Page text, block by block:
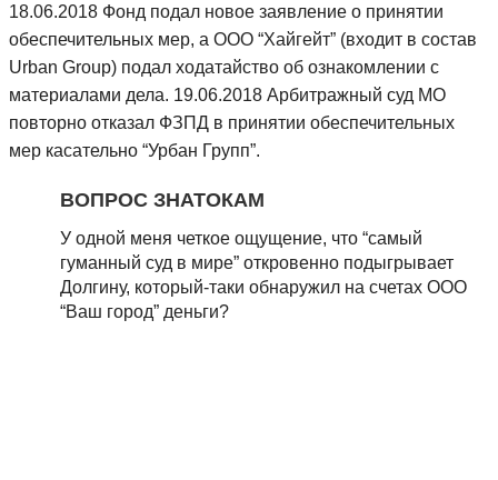
18.06.2018 Фонд подал новое заявление о принятии
обеспечительных мер, а ООО “Хайгейт” (входит в состав
Urban Group) подал ходатайство об ознакомлении с
материалами дела. 19.06.2018 Арбитражный суд МО
повторно отказал ФЗПД в принятии обеспечительных
мер касательно “Урбан Групп”.
ВОПРОС ЗНАТОКАМ
У одной меня четкое ощущение, что “самый
гуманный суд в мире” откровенно подыгрывает
Долгину, который-таки обнаружил на счетах ООО
“Ваш город” деньги?